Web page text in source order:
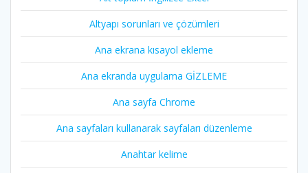
Altyapı sorunları ve çözümleri
Ana ekrana kısayol ekleme
Ana ekranda uygulama GİZLEME
Ana sayfa Chrome
Ana sayfaları kullanarak sayfaları düzenleme
Anahtar kelime